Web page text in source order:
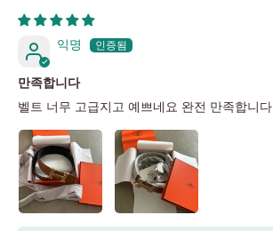
익명
만족합니다
벨트 너무 고급지고 예쁘네요 완전 만족합니다